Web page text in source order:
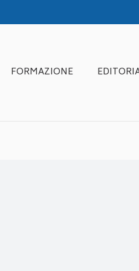
FORMAZIONE